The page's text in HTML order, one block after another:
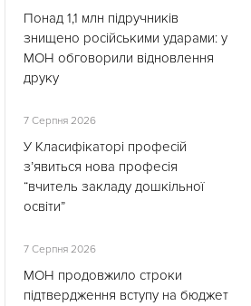
Понад 1,1 млн підручників
знищено російськими ударами: у
МОН обговорили відновлення
друку
7 Серпня 2026
У Класифікаторі професій
з’явиться нова професія
“вчитель закладу дошкільної
освіти”
7 Серпня 2026
МОН продовжило строки
підтвердження вступу на бюджет